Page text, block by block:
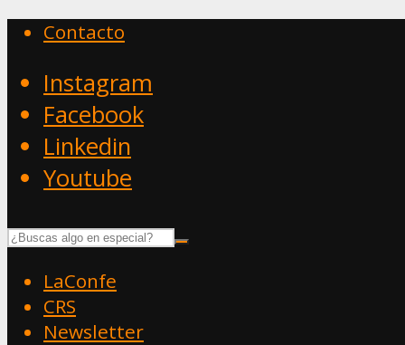
Contacto
Instagram
Facebook
Linkedin
Youtube
LaConfe
CRS
Newsletter